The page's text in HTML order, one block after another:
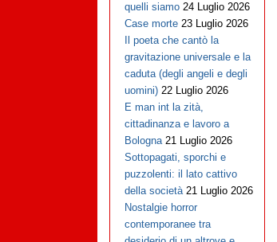
quelli siamo 24 Luglio 2026
Case morte 23 Luglio 2026
Il poeta che cantò la
gravitazione universale e la
caduta (degli angeli e degli
uomini) 22 Luglio 2026
E man int la zità,
cittadinanza e lavoro a
Bologna 21 Luglio 2026
Sottopagati, sporchi e
puzzolenti: il lato cattivo
della società 21 Luglio 2026
Nostalgie horror
contemporanee tra